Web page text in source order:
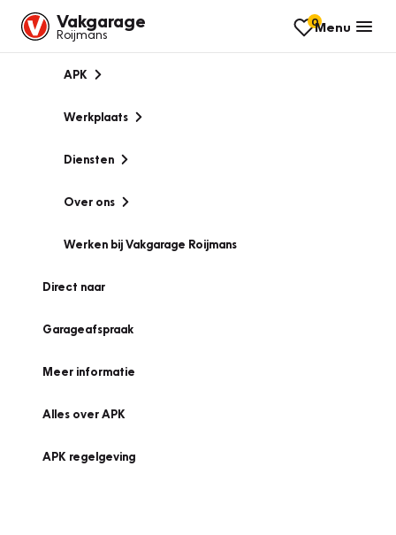
Vakgarage
Roijmans
0Menu
APK
Werkplaats
Diensten
Over ons
Werken bij Vakgarage Roijmans
Direct naar
Garageafspraak
Meer informatie
Alles over APK
APK regelgeving